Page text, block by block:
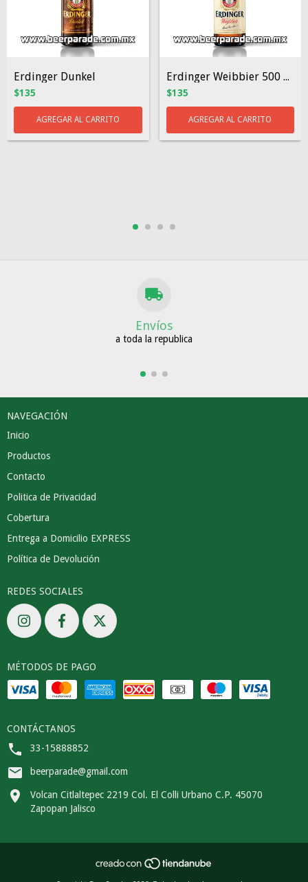
Erdinger Dunkel
$135
Erdinger Weibbier 500 ml
$135
Envíos
a toda la republica
NAVEGACIÓN
Inicio
Productos
Contacto
Politica de Privacidad
Cobertura
Entrega a Domicilio EXPRESS
Política de Devolución
REDES SOCIALES
MÉTODOS DE PAGO
CONTÁCTANOS
33-15888852
beerparade@gmail.com
Volcan Citlaltepec 2219 Col. El Colli Urbano C.P. 45070
Zapopan Jalisco